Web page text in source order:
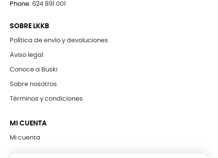
Phone: 624 891 001
SOBRE LKKB
Política de envío y devoluciones
Aviso legal
Conoce a Buski
Sobre nosotros
Términos y condiciones
MI CUENTA
Mi cuenta